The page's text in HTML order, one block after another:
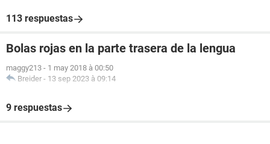
113 respuestas
Bolas rojas en la parte trasera de la lengua
maggy213 - 1 may 2018 à 00:50
Breider - 13 sep 2023 à 09:14
9 respuestas